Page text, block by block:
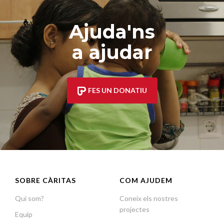
Ajuda'ns
a ajudar
FES UN DONATIU
SOBRE CÀRITAS
Qui som?
Equip
COM AJUDEM
Coneix els nostres
projectes